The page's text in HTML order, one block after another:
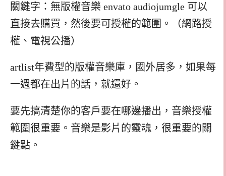
關鍵字：無版權音樂 envato audiojumgle 可以
直接去購買，然後要可授權的範圍。（網路授
權、電視公播）
artlist年費型的版權音樂庫，國外居多，如果每
一週都在出片的話，就還好。
要先搞清楚你的客戶要在哪邊播出，音樂授權
範圍很重要。音樂是影片的靈魂，很重要的關
鍵點。